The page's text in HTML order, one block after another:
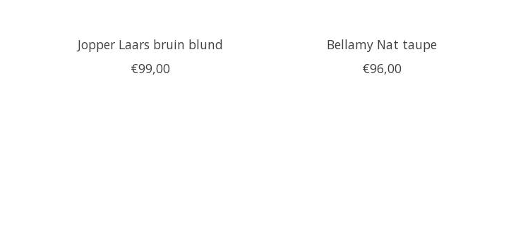
Jopper Laars bruin blund
€99,00
Bellamy Nat taupe
€96,00